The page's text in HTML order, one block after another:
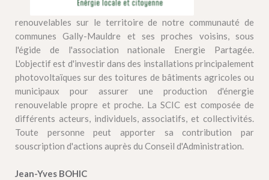
renouvelables sur le territoire de notre communauté de
communes Gally-Mauldre et ses proches voisins, sous
l'égide de l'association nationale Energie Partagée.
L'objectif est d'investir dans des installations principalement
photovoltaïques sur des toitures de bâtiments agricoles ou
municipaux pour assurer une production d'énergie
renouvelable propre et proche. La SCIC est composée de
différents acteurs, individuels, associatifs, et collectivités.
Toute personne peut apporter sa contribution par
souscription d'actions auprès du Conseil d'Administration.
Jean-Yves BOHIC